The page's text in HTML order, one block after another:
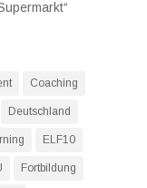
Coaching
Deutschland
ELF10
Fortbildung